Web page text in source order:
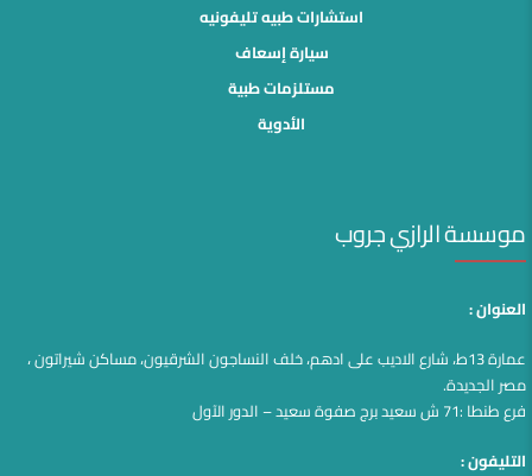
استشارات طبيه تليفونيه
سيارة إسعاف
مستلزمات طبية
الأدوية
موسسة الرازي جروب
العنوان :
عمارة 13ط، شارع الاديب على ادهم، خلف النساجون الشرقيون، مساكن شيراتون ،
مصر الجديدة.
فرع طنطا :71 ش سعيد برج صفوة سعيد – الدور الآول
التليفون :